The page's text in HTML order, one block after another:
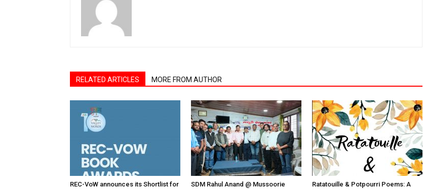
RELATED ARTICLES MORE FROM AUTHOR
REC-VoW announces its Shortlist for
SDM Rahul Anand @ Mussoorie
Ratatouille & Potpourri Poems: A